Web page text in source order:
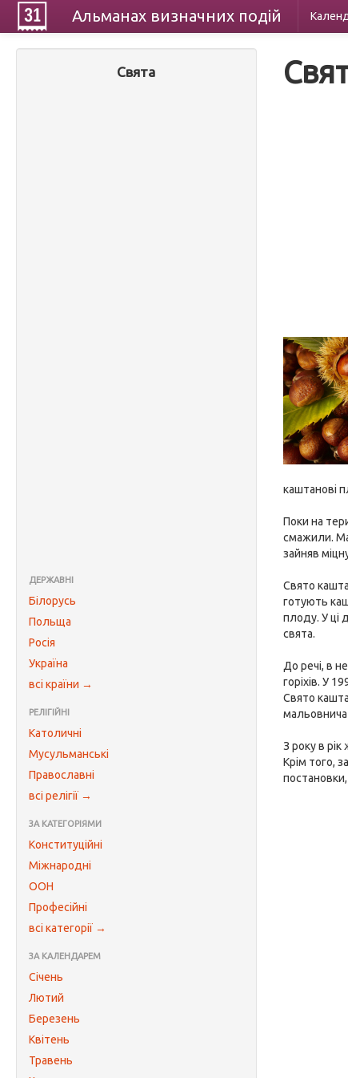
Альманах визначних подій
Свята
ДЕРЖАВНІ
Білорусь
Польща
Росія
Україна
всі країни →
РЕЛІГІЙНІ
Католичні
Мусульманські
Православні
всі релігії →
ЗА КАТЕГОРІЯМИ
Конституційні
Міжнародні
ООН
Професійні
всі категорії →
ЗА КАЛЕНДАРЕМ
Січень
Лютий
Березень
Квітень
Травень
каштанові
Поки на
смажили.
зайняв
Свято
готують
плоду. У ці
свята.
До речі, в
горіхів. У
Свято
мальовнича
З року в
Крім того,